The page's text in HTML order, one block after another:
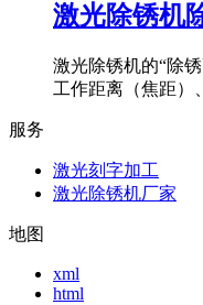
激光除锈机
激光除锈机的“除
工作距离（焦距）
服务
激光刻字加工
激光除锈机厂家
地图
xml
html